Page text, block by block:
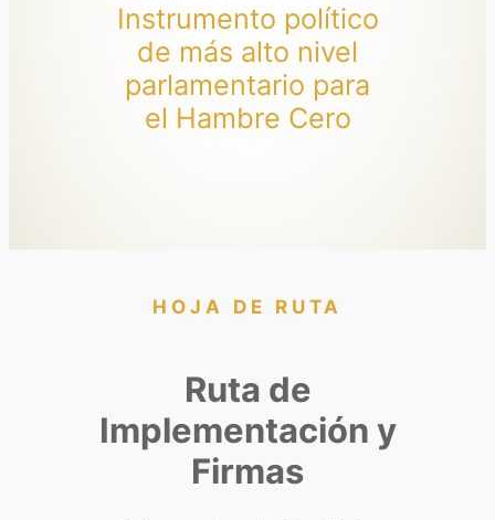
Instrumento político
de más alto nivel
parlamentario para
el Hambre Cero
HOJA DE RUTA
Ruta de
Implementación y
Firmas